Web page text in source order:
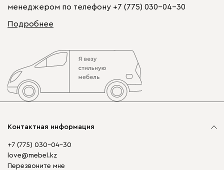
менеджером по телефону +7 (775) 030-04-30
Подробнее
Контактная информация
+7 (775) 030-04-30
love@mebel.kz
Перезвоните мне